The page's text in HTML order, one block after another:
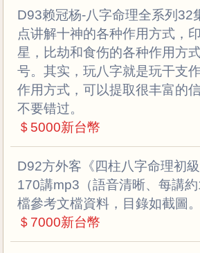
D93赖冠杨-八字命理全系列32
点讲解十神的各种作用方式，
星，比劫和食伤的各种作用方
号。其实，玩八字就是玩干支
作用方式，可以提取很丰富的
不要错过。
＄5000新台幣
D92方外客《四柱八字命理初級
170講mp3（語音清晰、每講
檔參考文檔資料，目錄如截圖。
＄7000新台幣